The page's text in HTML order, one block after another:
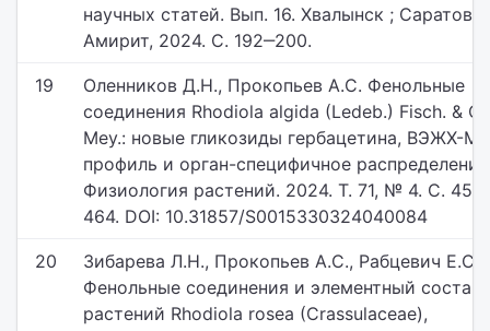
научных статей. Вып. 16. Хвалынск ; Саратов:
Амирит, 2024. С. 192‒200.
19
Оленников Д.Н., Прокопьев А.С. Фенольные
соединения Rhodiola algida (Ledeb.) Fisch. &
Mey.: новые гликозиды гербацетина, ВЭЖХ-
профиль и орган-специфичное
Физиология растений. 2024. Т. 71, № 4. С.
464. DOI: 10.31857/S0015330324040084
20
Зибарева Л.Н., Прокопьев А.С., Рабцевич Е.С.
Фенольные соединения и элементный состав
растений Rhodiola rosea (Crassulaceae),